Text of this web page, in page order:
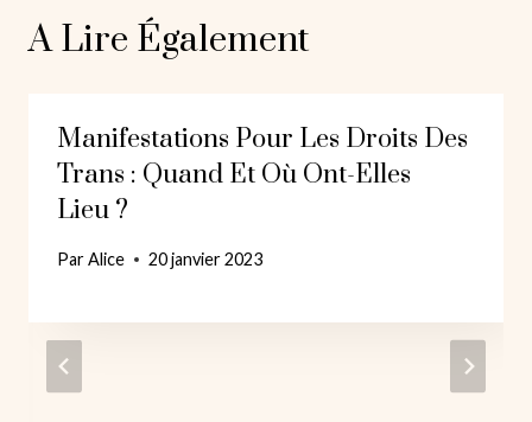
A Lire Également
Manifestations Pour Les Droits Des
Trans : Quand Et Où Ont-Elles
Lieu ?
ParAlice 20 janvier 2023